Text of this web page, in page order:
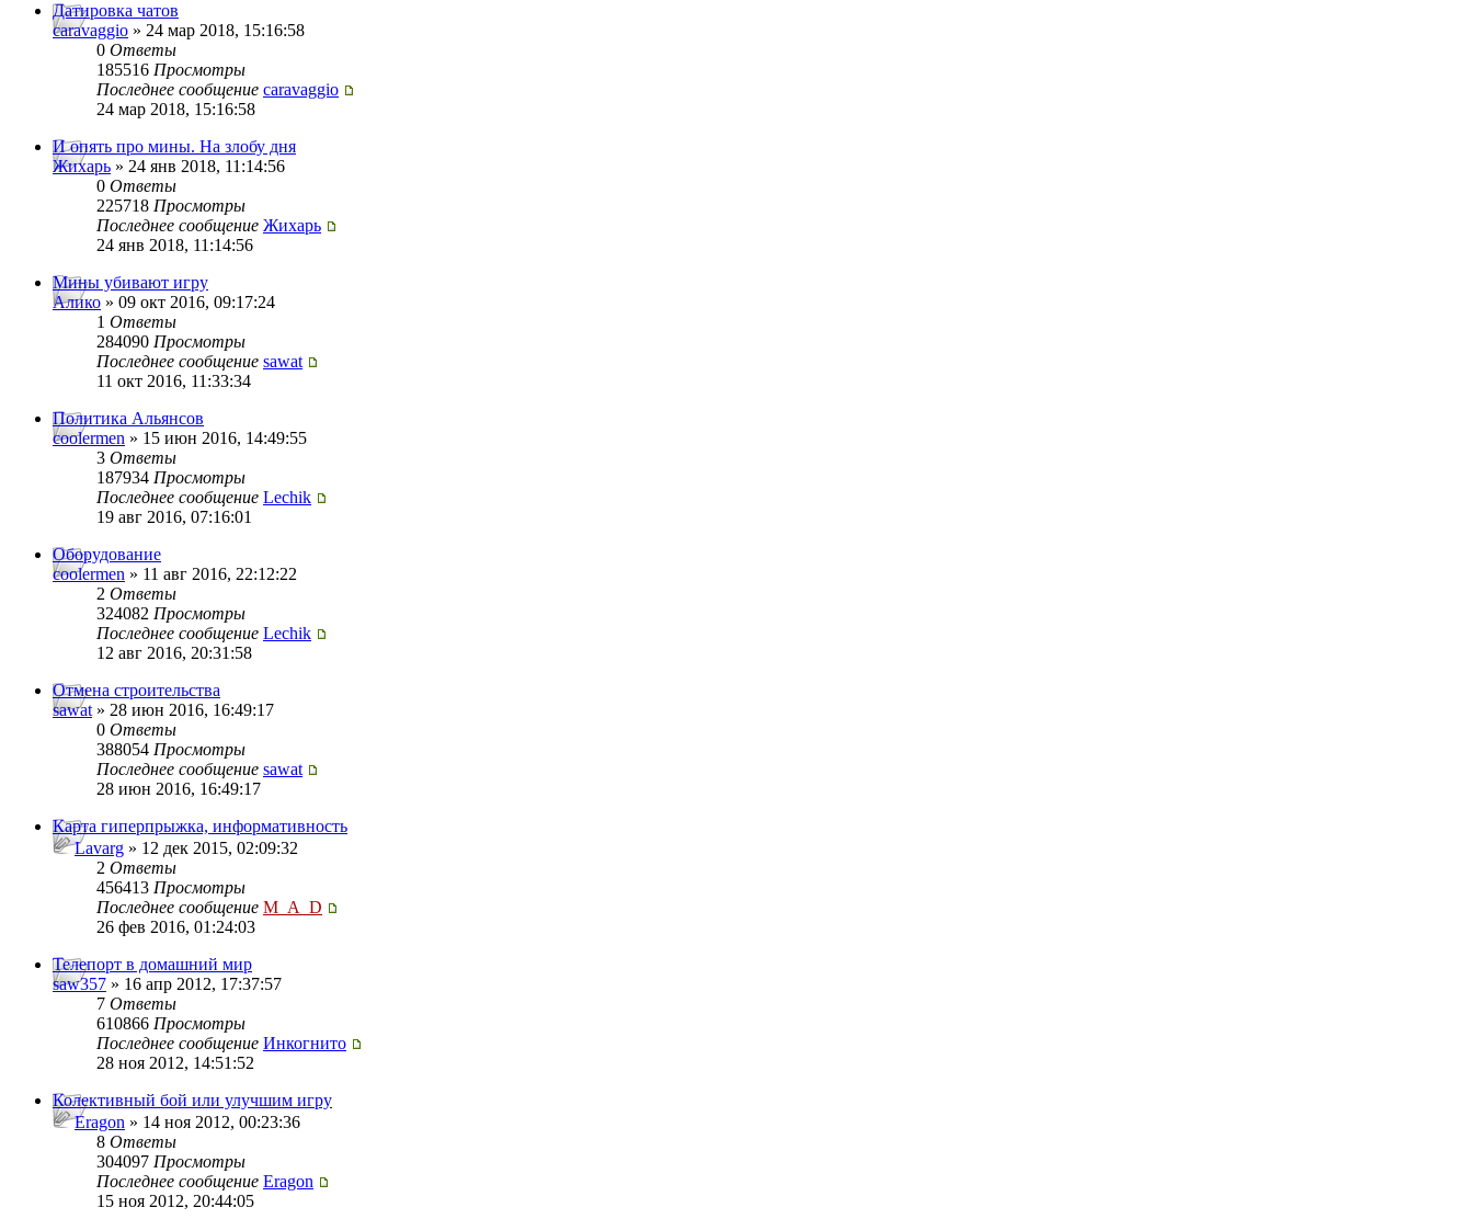
Датировка чатов
caravaggio » 24 мар 2018, 15:16:58
0 Ответы
185516 Просмотры
Последнее сообщение caravaggio
24 мар 2018, 15:16:58
И опять про мины. На злобу дня
Жихарь » 24 янв 2018, 11:14:56
0 Ответы
225718 Просмотры
Последнее сообщение Жихарь
24 янв 2018, 11:14:56
Мины убивают игру
Алико » 09 окт 2016, 09:17:24
1 Ответы
284090 Просмотры
Последнее сообщение sawat
11 окт 2016, 11:33:34
Политика Альянсов
coolermen » 15 июн 2016, 14:49:55
3 Ответы
187934 Просмотры
Последнее сообщение Lechik
19 авг 2016, 07:16:01
Оборудование
coolermen » 11 авг 2016, 22:12:22
2 Ответы
324082 Просмотры
Последнее сообщение Lechik
12 авг 2016, 20:31:58
Отмена строительства
sawat » 28 июн 2016, 16:49:17
0 Ответы
388054 Просмотры
Последнее сообщение sawat
28 июн 2016, 16:49:17
Карта гиперпрыжка, информативность
Lavarg » 12 дек 2015, 02:09:32
2 Ответы
456413 Просмотры
Последнее сообщение M_A_D
26 фев 2016, 01:24:03
Телепорт в домашний мир
saw357 » 16 апр 2012, 17:37:57
7 Ответы
610866 Просмотры
Последнее сообщение Инкогнито
28 ноя 2012, 14:51:52
Колективный бой или улучшим игру
Eragon » 14 ноя 2012, 00:23:36
8 Ответы
304097 Просмотры
Последнее сообщение Eragon
15 ноя 2012, 20:44:05